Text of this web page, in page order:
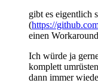
gibt es eigentlich
(https://
einen
Ich würde ja
komplett
dann immer